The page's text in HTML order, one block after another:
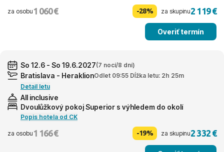
za osobu 1 060 € -28% za skupinu2 119 €
Overiť termín
So 12.6 - So 19.6.2027(7 nocí/8 dní)
Bratislava - HeraklionOdlet 09:55 Dĺžka letu: 2h 25m
Detail letu
All inclusive
Dvoulůžkový pokoj Superior s výhledem do okolí
Popis hotela od CK
za osobu 1 166 € -19% za skupinu2 332 €